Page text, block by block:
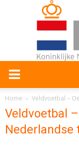
Home Veldvoetbal –
Veldvoetbal
Nederlandse